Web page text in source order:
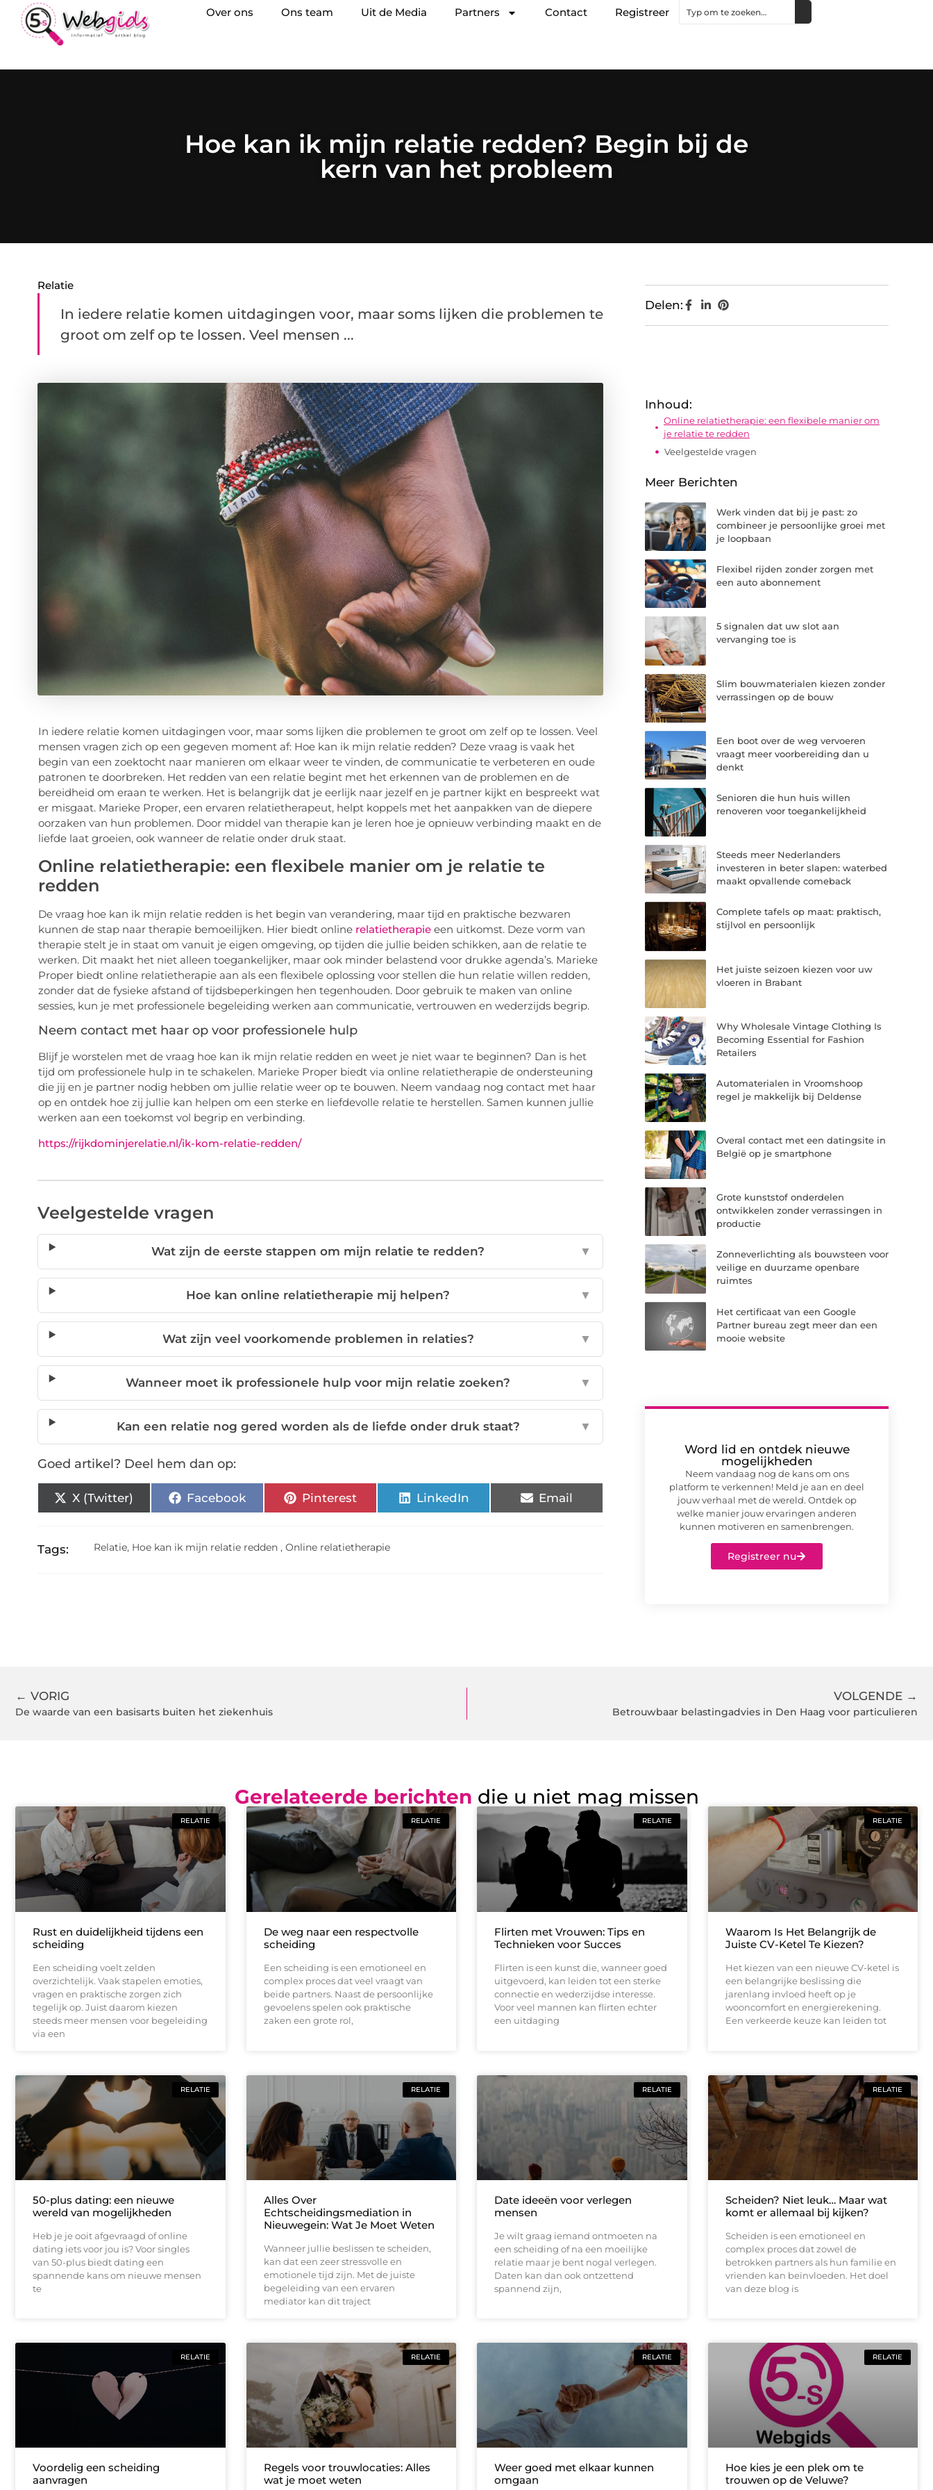
Over ons Ons team Uit de Media Partners Contact Registreer
Hoe kan ik mijn relatie redden? Begin bij de
kern van het probleem
Relatie
In iedere relatie komen uitdagingen voor, maar soms lijken die problemen te
groot om zelf op te lossen. Veel mensen ...
In iedere relatie komen uitdagingen voor, maar soms lijken die problemen te groot om zelf op te lossen. Veel
mensen vragen zich op een gegeven moment af: Hoe kan ik mijn relatie redden? Deze vraag is vaak het
begin van een zoektocht naar manieren om elkaar weer te vinden, de communicatie te verbeteren en oude
patronen te doorbreken. Het redden van een relatie begint met het erkennen van de problemen en de
bereidheid om eraan te werken. Het is belangrijk dat je eerlijk naar jezelf en je partner kijkt en bespreekt wat
er misgaat. Marieke Proper, een ervaren relatietherapeut, helpt koppels met het aanpakken van de diepere
oorzaken van hun problemen. Door middel van therapie kan je leren hoe je opnieuw verbinding maakt en de
liefde laat groeien, ook wanneer de relatie onder druk staat.
Online relatietherapie: een flexibele manier om je relatie te
redden
De vraag hoe kan ik mijn relatie redden is het begin van verandering, maar tijd en praktische bezwaren
kunnen de stap naar therapie bemoeilijken. Hier biedt online relatietherapieeen uitkomst. Deze vorm van
therapie stelt je in staat om vanuit je eigen omgeving, op tijden die jullie beiden schikken, aan de relatie te
werken. Dit maakt het niet alleen toegankelijker, maar ook minder belastend voor drukke agenda’s. Marieke
Proper biedt online relatietherapie aan als een flexibele oplossing voor stellen die hun relatie willen redden,
zonder dat de fysieke afstand of tijdsbeperkingen hen tegenhouden. Door gebruik te maken van online
sessies, kun je met professionele begeleiding werken aan communicatie, vertrouwen en wederzijds begrip.
Neem contact met haar op voor professionele hulp
Blijf je worstelen met de vraag hoe kan ik mijn relatie redden en weet je niet waar te beginnen? Dan is het
tijd om professionele hulp in te schakelen. Marieke Proper biedt via online relatietherapie de ondersteuning
die jij en je partner nodig hebben om jullie relatie weer op te bouwen. Neem vandaag nog contact met haar
op en ontdek hoe zij jullie kan helpen om een sterke en liefdevolle relatie te herstellen. Samen kunnen jullie
werken aan een toekomst vol begrip en verbinding.
https://rijkdominjerelatie.nl/ik-kom-relatie-redden/
Veelgestelde vragen
Wat zijn de eerste stappen om mijn relatie te redden? ▼
Hoe kan online relatietherapie mij helpen? ▼
Wat zijn veel voorkomende problemen in relaties? ▼
Wanneer moet ik professionele hulp voor mijn relatie zoeken? ▼
Kan een relatie nog gered worden als de liefde onder druk staat? ▼
Goed artikel? Deel hem dan op:
X (Twitter) Facebook Pinterest LinkedIn Email
Tags: Relatie, Hoe kan ik mijn relatie redden ,Online relatietherapie
Delen:
Inhoud:
Online relatietherapie: een flexibele manier om
je relatie te redden
Veelgestelde vragen
Meer Berichten
Werk vinden dat bij je past: zo
combineer je persoonlijke groei met
je loopbaan
Flexibel rijden zonder zorgen met
een auto abonnement
5 signalen dat uw slot aan
vervanging toe is
Slim bouwmaterialen kiezen zonder
verrassingen op de bouw
Een boot over de weg vervoeren
vraagt meer voorbereiding dan u
denkt
Senioren die hun huis willen
renoveren voor toegankelijkheid
Steeds meer Nederlanders
investeren in beter slapen: waterbed
maakt opvallende comeback
Complete tafels op maat: praktisch,
stijlvol en persoonlijk
Het juiste seizoen kiezen voor uw
vloeren in Brabant
Why Wholesale Vintage Clothing Is
Becoming Essential for Fashion
Retailers
Automaterialen in Vroomshoop
regel je makkelijk bij Deldense
Overal contact met een datingsite in
België op je smartphone
Grote kunststof onderdelen
ontwikkelen zonder verrassingen in
productie
Zonneverlichting als bouwsteen voor
veilige en duurzame openbare
ruimtes
Het certificaat van een Google
Partner bureau zegt meer dan een
mooie website
Word lid en ontdek nieuwe
mogelijkheden
Neem vandaag nog de kans om ons
platform te verkennen! Meld je aan en deel
jouw verhaal met de wereld. Ontdek op
welke manier jouw ervaringen anderen
kunnen motiveren en samenbrengen.
Registreer nu
← VORIG
De waarde van een basisarts buiten het ziekenhuis
VOLGENDE →
Betrouwbaar belastingadvies in Den Haag voor particulieren
Gerelateerde berichten die u niet mag missen
RELATIE
Rust en duidelijkheid tijdens een
scheiding
Een scheiding voelt zelden
overzichtelijk. Vaak stapelen emoties,
vragen en praktische zorgen zich
tegelijk op. Juist daarom kiezen
steeds meer mensen voor begeleiding
via een
RELATIE
De weg naar een respectvolle
scheiding
Een scheiding is een emotioneel en
complex proces dat veel vraagt van
beide partners. Naast de persoonlijke
gevoelens spelen ook praktische
zaken een grote rol,
RELATIE
Flirten met Vrouwen: Tips en
Technieken voor Succes
Flirten is een kunst die, wanneer goed
uitgevoerd, kan leiden tot een sterke
connectie en wederzijdse interesse.
Voor veel mannen kan flirten echter
een uitdaging
RELATIE
Waarom Is Het Belangrijk de
Juiste CV-Ketel Te Kiezen?
Het kiezen van een nieuwe CV-ketel is
een belangrijke beslissing die
jarenlang invloed heeft op je
wooncomfort en energierekening.
Een verkeerde keuze kan leiden tot
RELATIE
50-plus dating: een nieuwe
wereld van mogelijkheden
Heb je je ooit afgevraagd of online
dating iets voor jou is? Voor singles
van 50-plus biedt dating een
spannende kans om nieuwe mensen
te
RELATIE
Alles Over
Echtscheidingsmediation in
Nieuwegein: Wat Je Moet Weten
Wanneer jullie beslissen te scheiden,
kan dat een zeer stressvolle en
emotionele tijd zijn. Met de juiste
begeleiding van een ervaren
mediator kan dit traject
RELATIE
Date ideeën voor verlegen
mensen
Je wilt graag iemand ontmoeten na
een scheiding of na een moeilijke
relatie maar je bent nogal verlegen.
Daten kan dan ook ontzettend
spannend zijn,
RELATIE
Scheiden? Niet leuk… Maar wat
komt er allemaal bij kijken?
Scheiden is een emotioneel en
complex proces dat zowel de
betrokken partners als hun familie en
vrienden kan beïnvloeden. Het doel
van deze blog is
RELATIE
Voordelig een scheiding
aanvragen
RELATIE
Regels voor trouwlocaties: Alles
wat je moet weten
RELATIE
Weer goed met elkaar kunnen
omgaan
RELATIE
Hoe kies je een plek om te
trouwen op de Veluwe?